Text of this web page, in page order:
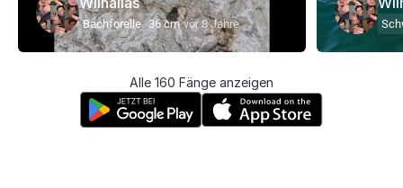
Bachforelle 36 cm vor 8 Jahre
Alle 160 Fänge anzeigen